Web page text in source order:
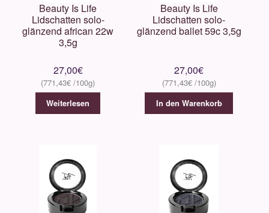
Beauty Is Life
Lidschatten solo-
glänzend african 22w
3,5g
27,00€
771,43€
Weiterlesen
Beauty Is Life
Lidschatten solo-
glänzend ballet 59c 3,5g
27,00€
771,43€
In den Warenkorb